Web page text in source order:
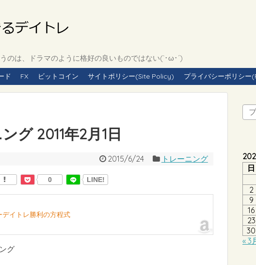
のは、ドラマのように格好の良いものではない(`･ω･´)
ド FX ビットコイン サイトポリシー(Site Policy) プライバシーポリシ
グ 2011年2月1日
2015/6/24 トレーニング
0 LINE!
イトレ勝利の方程式
グ
日
2
9
16
23
30
« 3